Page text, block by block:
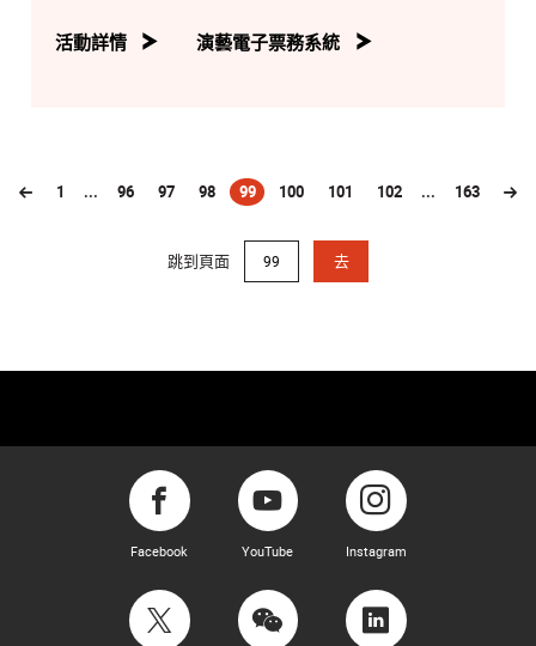
活動詳情 演藝電子票務系統
1 ... 96 97 98 99
(current)
100 101 102 ... 163
跳到頁面 去
Facebook YouTube Instagram